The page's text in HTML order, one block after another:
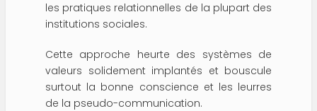
les pratiques relationnelles de la plupart des
institutions sociales.
Cette approche heurte des systèmes de
valeurs solidement implantés et bouscule
surtout la bonne conscience et les leurres
de la pseudo-communication.